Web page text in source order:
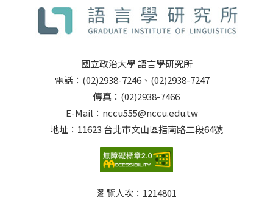
國立政治大學 語言學研究所
電話：(02)2938-7246、(02)2938-7247
傳真：(02)2938-7466
E-Mail：nccu555@nccu.edu.tw
地址：11623 台北市文山區指南路二段64號
瀏覽人次： 1214801